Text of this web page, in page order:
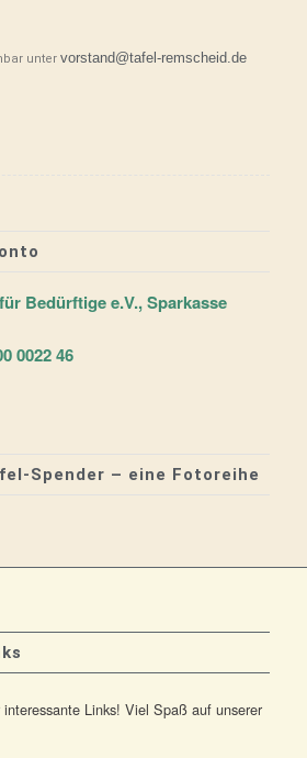
unter vorstand@tafel-remscheid.de
Bedürftige e.V., Sparkasse
0022 46
Spender – eine Fotoreihe
Links! Viel Spaß auf unserer